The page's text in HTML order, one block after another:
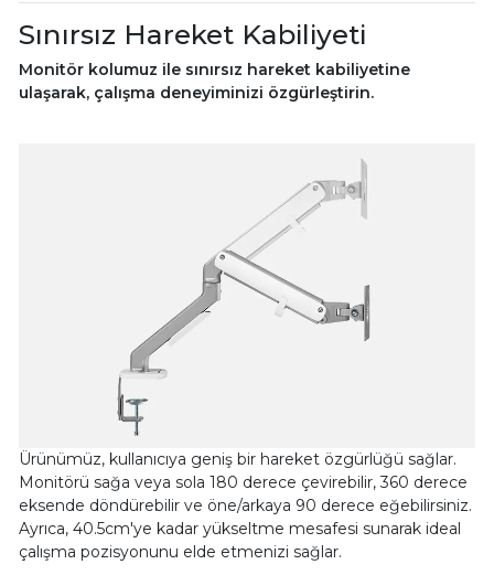
Sınırsız Hareket Kabiliyeti
Monitör kolumuz ile sınırsız hareket kabiliyetine
ulaşarak, çalışma deneyiminizi özgürleştirin.
Ürünümüz, kullanıcıya geniş bir hareket özgürlüğü sağlar.
Monitörü sağa veya sola 180 derece çevirebilir, 360 derece
eksende döndürebilir ve öne/arkaya 90 derece eğebilirsiniz.
Ayrıca, 40.5cm'ye kadar yükseltme mesafesi sunarak ideal
çalışma pozisyonunu elde etmenizi sağlar.